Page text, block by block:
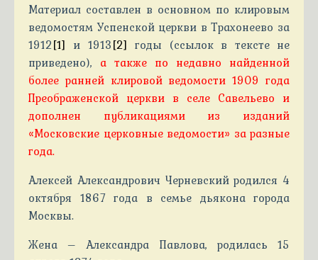
Материал составлен в основном по клировым
ведомостям Успенской церкви в Трахонеево за
1912[1] и 1913[2] годы (ссылок в тексте не
приведено), а также по недавно найденной
более ранней клировой ведомости 1909 года
Преображенской церкви в селе Савельево и
дополнен публикациями из изданий
«Московские церковные ведомости» за разные
года.
Алексей Александрович Черневский родился 4
октября 1867 года в семье дьякона города
Москвы.
Жена – Александра Павлова, родилась 15